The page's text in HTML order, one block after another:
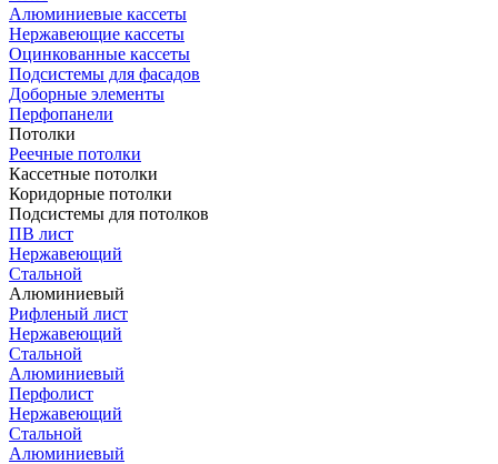
Алюминиевые кассеты
Нержавеющие кассеты
Оцинкованные кассеты
Подсистемы для фасадов
Доборные элементы
Перфопанели
Потолки
Реечные потолки
Кассетные потолки
Коридорные потолки
Подсистемы для потолков
ПВ лист
Нержавеющий
Стальной
Алюминиевый
Рифленый лист
Нержавеющий
Стальной
Алюминиевый
Перфолист
Нержавеющий
Стальной
Алюминиевый